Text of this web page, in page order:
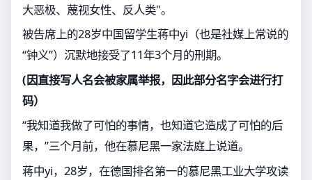
大恶极、蔑视女性、反人类"。
被告席上的28岁中国留学生蒋中yi（也是社媒上常说的
“钟义”）沉默地接受了11年3个月的刑期。
(因直接写人名会被家属举报，因此部分名字会进行打
码）
“我知道我做了可怕的事情，也知道它造成了可怕的后
果，”三个月前，他在慕尼黑一家法庭上说道。
蒋中yi，28岁，在德国排名第一的慕尼黑工业大学攻读